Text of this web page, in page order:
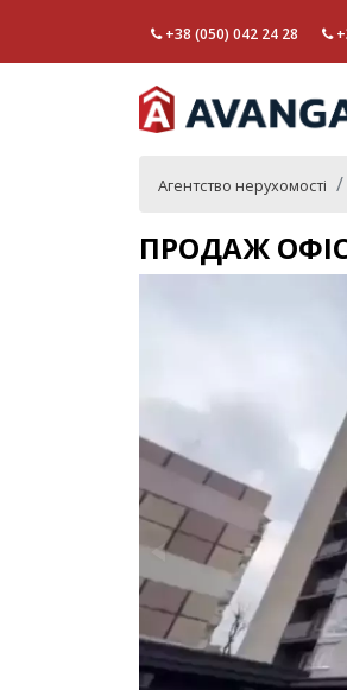
+38 (050) 042 24 28
Агентство нерухомості
ПРОДАЖ